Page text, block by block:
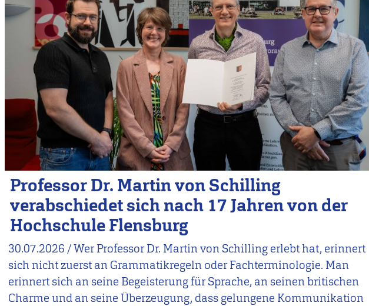
Professor Dr. Martin von Schilling
verabschiedet sich nach 17 Jahren von der
Hochschule Flensburg
30.07.2026 /Wer Professor Dr. Martin von Schilling erlebt hat, erinnert
sich nicht zuerst an Grammatikregeln oder Fachterminologie. Man
erinnert sich an seine Begeisterung für Sprache, an seinen britischen
Charme und an seine Überzeugung, dass gelungene Kommunikation